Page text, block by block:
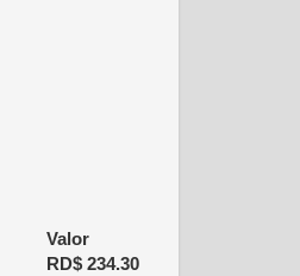
Valor
RD$ 234.30